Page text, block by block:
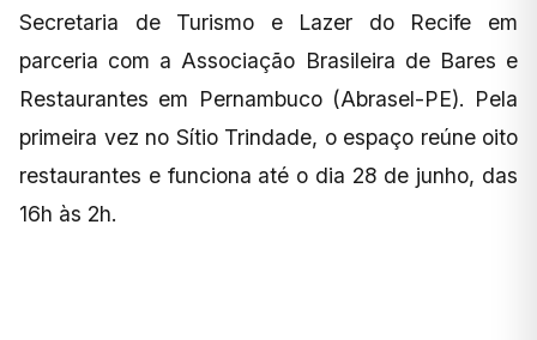
Secretaria de Turismo e Lazer do Recife em
parceria com a Associação Brasileira de Bares e
Restaurantes em Pernambuco (Abrasel-PE). Pela
primeira vez no Sítio Trindade, o espaço reúne oito
restaurantes e funciona até o dia 28 de junho, das
16h às 2h.